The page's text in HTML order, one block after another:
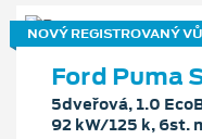
NOVÝ REGISTROVANÝ
Ford Puma
5dveřová, 1.0
92 kW/125 k, 6st.